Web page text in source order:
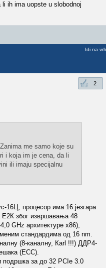
ih ima uopste u slobodnoj
Idi na vrh
2
me samo koje su
i koja im je cena, da li
ili imaju specijalnu
16Ц, процесор има 16 језгара
Е2К због извршавања 48
GHz архитектуре x86),
стандардима од 16 nm.
(8-каналну, Кarl !!!) ДДР4-
(ЕCC).
подршка за до 32 PCIе 3.0